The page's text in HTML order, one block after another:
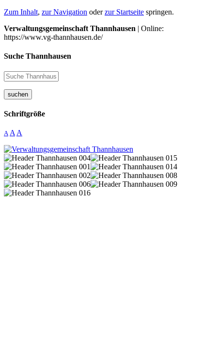
Zum Inhalt, zur Navigation oderzur Startseite springen.
Verwaltungsgemeinschaft Thannhausen | Online:
https://www.vg-thannhausen.de/
Suche Thannhausen
suchen
Schriftgröße
A A A